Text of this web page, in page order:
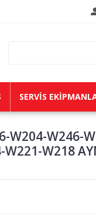
SERVİS
W204-W246-
W218